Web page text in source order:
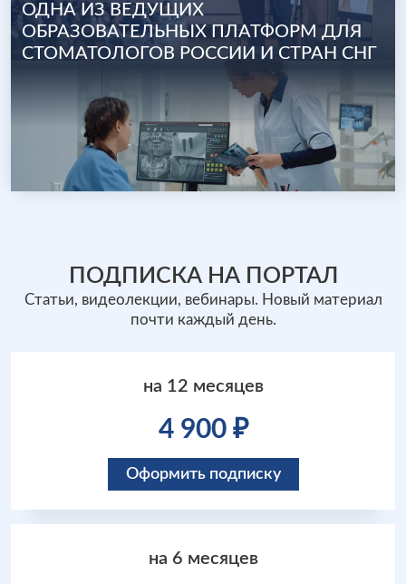
ОДНА ИЗ ВЕДУЩИХ
ОБРАЗОВАТЕЛЬНЫХ ПЛАТФОРМ ДЛЯ
СТОМАТОЛОГОВ РОССИИ И СТРАН СНГ
ПОДПИСКА НА ПОРТАЛ
Статьи, видеолекции, вебинары. Новый материал
почти каждый день.
на 12 месяцев
4 900 ₽
Оформить подписку
на 6 месяцев